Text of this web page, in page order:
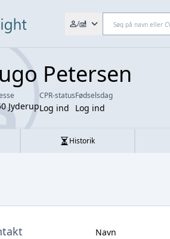
/
Petersen
Jyderup
CPR-status
Log ind
Fødselsdag
Log ind
Historik
Navn